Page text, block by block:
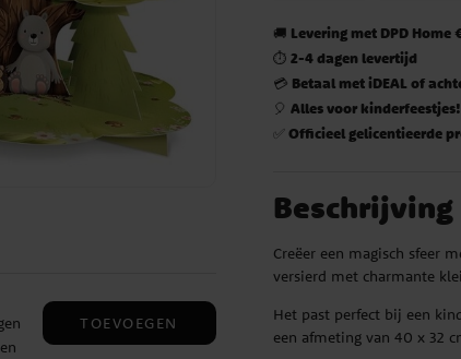
TOEVOEGEN
🚚 Levering met DPD Home
⏱️2-4 dagen levertijd
💳 Betaal met iDEAL of
🎈Alles voor kinderfeestjes!
✅Officieel gelicentieerde
Beschrijving
Creëer een magisch sfeer
versierd met charmante
Het past perfect bij een
een afmeting van 40 x 32